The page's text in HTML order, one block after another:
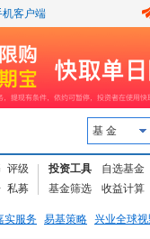
机客户端
基 金
评级
私募
投资工具
自选基金
基金筛选
收益计算
实服务 易基策略 兴业全球